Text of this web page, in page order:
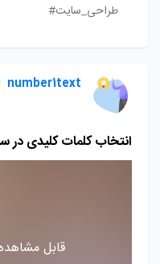
طراحی_سایت#
number1text
انتخاب کلمات کلیدی در
قابل